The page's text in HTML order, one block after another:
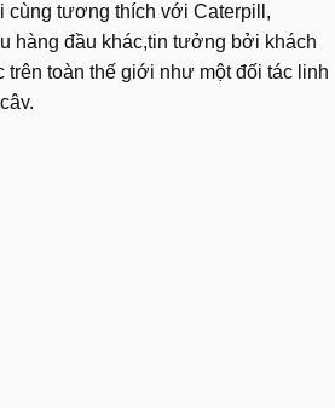
hàng đầu khác,tin tưởng bởi khách
toàn thế giới như một đối tác linh